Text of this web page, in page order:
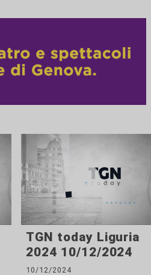
TGN today Liguria
2024 10/12/2024
10/12/2024